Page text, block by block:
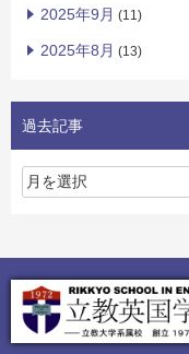
2025年9月 (11)
2025年8月 (13)
過去記事